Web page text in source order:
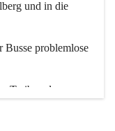
und in die
Busse problemlose
Treiben der